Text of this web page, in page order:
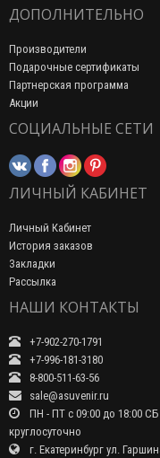
ДОПОЛНИТЕЛЬНО
Производители
Подарочные сертификаты
Партнерская программа
Акции
СОЦИАЛЬНЫЕ СЕТИ
ЛИЧНЫЙ КАБИНЕТ
Личный Кабинет
История заказов
Закладки
Рассылка
НАШИ КОНТАКТЫ
+7-902-270-1791
+7-996-181-3180
8-800-511-63-56
sale@asuvenir.ru
ПН - ПТ с 09:00 до 18:00
круглосуточно
г. Екатеринбург ул.